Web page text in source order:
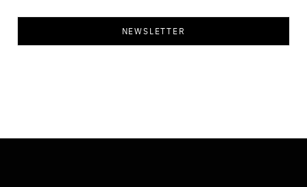
NEWSLETTER